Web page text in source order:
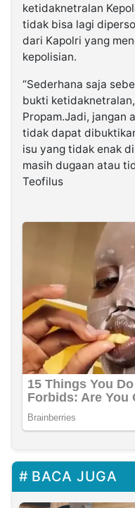
ketidaknetralan
tidak bisa lagi
dari Kapolri yang
kepolisian.
“Sederhana saja
bukti
Propam.Jadi, jangan
tidak dapat
isu yang tidak enak
masih dugaan atau
Teofilus
BACA JUGA